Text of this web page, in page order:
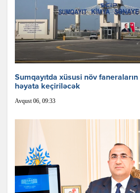
Sumqayıtda xüsusi növ
həyata keçiriləcək
Avqust 06, 09:33